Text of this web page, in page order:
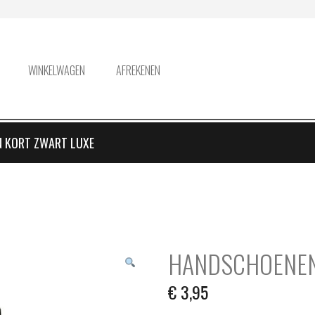
WINKELWAGEN AFREKENEN
KORT ZWART LUXE
€3,95